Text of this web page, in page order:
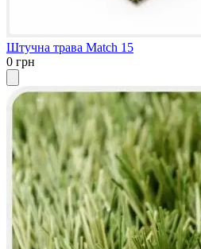
Штучна трава Match 15
0 грн